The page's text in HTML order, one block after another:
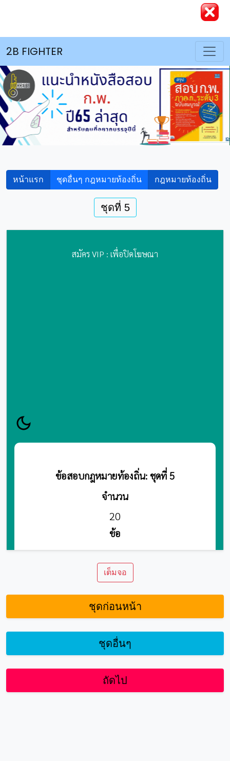
2B FIGHTER
Previous Next
หน้าแรก ชุดอื่นๆ กฎหมายท้องถิ่น กฎหมายท้องถิ่น
ชุดที่ 5
เต็มจอ
ชุดก่อนหน้า
ชุดอื่นๆ
ถัดไป